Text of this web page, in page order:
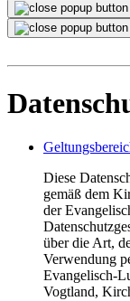
Diese
gemäß dem
der
über die Art,
Verwendung
Evangelisch-
Vogtland,